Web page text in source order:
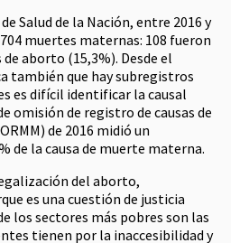
Salud de la Nación, entre 2016 y
muertes maternas: 108 fueron
aborto (15,3%). Desde el
también que hay subregistros
es difícil identificar la causal
omisión de registro de causas de
de 2016 midió un
de la causa de muerte materna.
del aborto,
es una cuestión de justicia
los sectores más pobres son las
tienen por la inaccesibilidad y